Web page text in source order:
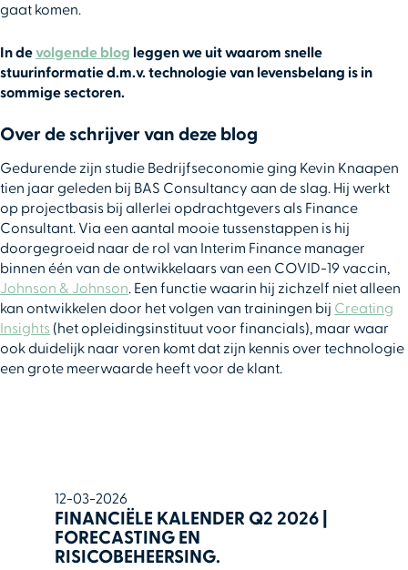
gaat komen.
In devolgende blog leggen we uit waarom snelle
stuurinformatie d.m.v. technologie van levensbelang is in
sommige sectoren.
Over de schrijver van deze blog
Gedurende zijn studie Bedrijfseconomie ging Kevin Knaapen
tien jaar geleden bij BAS Consultancy aan de slag. Hij werkt
op projectbasis bij allerlei opdrachtgevers als Finance
Consultant. Via een aantal mooie tussenstappen is hij
doorgegroeid naar de rol van Interim Finance manager
binnen één van de ontwikkelaars van een COVID-19 vaccin,
Johnson & Johnson. Een functie waarin hij zichzelf niet alleen
kan ontwikkelen door het volgen van trainingen bij Creating
Insights (het opleidingsinstituut voor financials), maar waar
ook duidelijk naar voren komt dat zijn kennis over technologie
een grote meerwaarde heeft voor de klant.
12-03-2026
FINANCIËLE KALENDER Q2 2026 |
FORECASTING EN
RISICOBEHEERSING.